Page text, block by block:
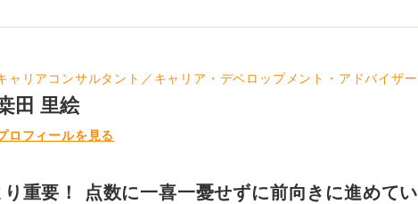
ャリアコンサルタント／キャリア・デベロップメント・アドバイザー
田 里絵
ロフィールを見る
重要！ 点数に一喜一憂せずに前向きに進めてい